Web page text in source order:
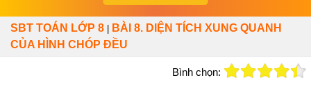
SBT TOÁN LỚP 8
BÀI 8. DIỆN TÍCH XUNG QUANH
CỦA HÌNH CHÓP ĐỀU
Bình chọn: